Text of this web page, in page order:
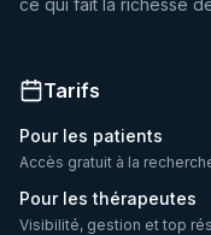
ce qui fait la richesse
Tarifs
Pour les patients
Accès gratuit à la
Pour les thérapeutes
Visibilité, gestion et top